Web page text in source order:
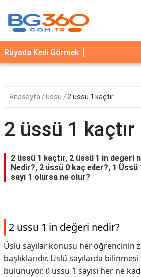
YEMEK
TARİFLERİ
SAĞLIK
Rüyada Kedi Görmek
Anasayfa Üssü 2 üssü 1 kaçtır
2 üssü 1 kaçtır
2 üssü 1 kaçtır, 2 üssü 1 in değeri
Nedir?, 2 üssü 0 kaç eder?, 1 Üssü
sayı 1 olursa ne olur?
2 üssü 1 in değeri nedir?
Üslü sayılar konusu her öğrencinin
başlıklarıdır. Üslü sayılarda
bulunuyor. 0 üssü 1 sayısı her ne